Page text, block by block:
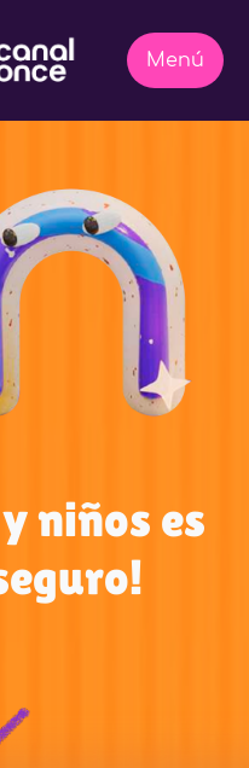
niños es